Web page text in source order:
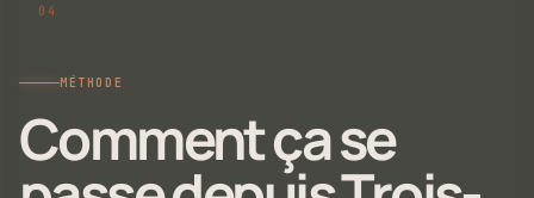
MÉTHODE
Comment ça se